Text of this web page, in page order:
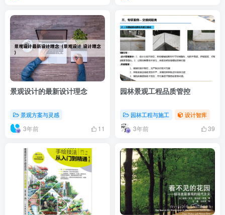
景观设计的最新设计理念
景观方案与灵感
3年前 11
园林景观工程品质管控
园林工程与施工 设计智库
3年前 39